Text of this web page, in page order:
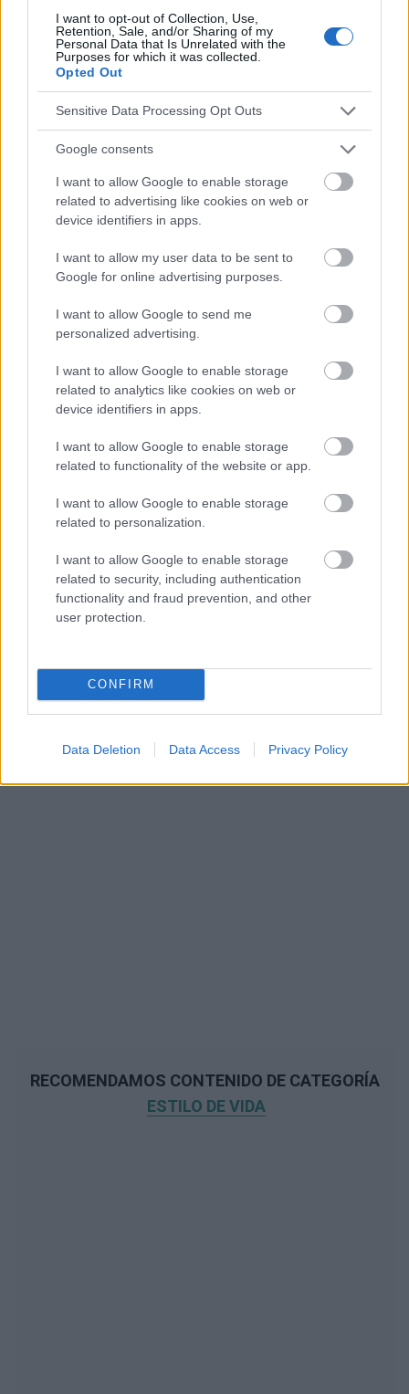
I want to opt-out of Collection, Use,
Retention, Sale, and/or Sharing of my
Personal Data that Is Unrelated with the
Purposes for which it was collected.
Opted Out
Sensitive Data Processing Opt Outs
Google consents
I want to allow Google to enable storage
related to advertising like cookies on web or
device identifiers in apps.
I want to allow my user data to be sent to
Google for online advertising purposes.
I want to allow Google to send me
personalized advertising.
I want to allow Google to enable storage
related to analytics like cookies on web or
device identifiers in apps.
I want to allow Google to enable storage
related to functionality of the website or app.
I want to allow Google to enable storage
related to personalization.
I want to allow Google to enable storage
related to security, including authentication
functionality and fraud prevention, and other
user protection.
CONFIRM
Data Deletion Data Access Privacy Policy
Individualización Minerales Pcos
Planificación de comidas Proteína
Resistencia a la insulina Riego Sistema endocrino
Tiroides Vitaminas
Mira también en la lengua english
français polskim
El contenido y los materiales de este sitio son de carácter
responsables de los efectos de su aplicación. Antes de aplicar
los consejos y sugerencias incluidos en este sitio web consúltalo
Publicidad:
RECOMENDAMOS CONTENIDO DE CATEGORÍA
ESTILO DE VIDA